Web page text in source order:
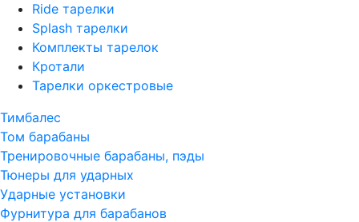
Ride тарелки
Splash тарелки
Комплекты тарелок
Кротали
Тарелки оркестровые
Тимбалес
Том барабаны
Тренировочные барабаны, пэды
Тюнеры для ударных
Ударные установки
Фурнитура для барабанов